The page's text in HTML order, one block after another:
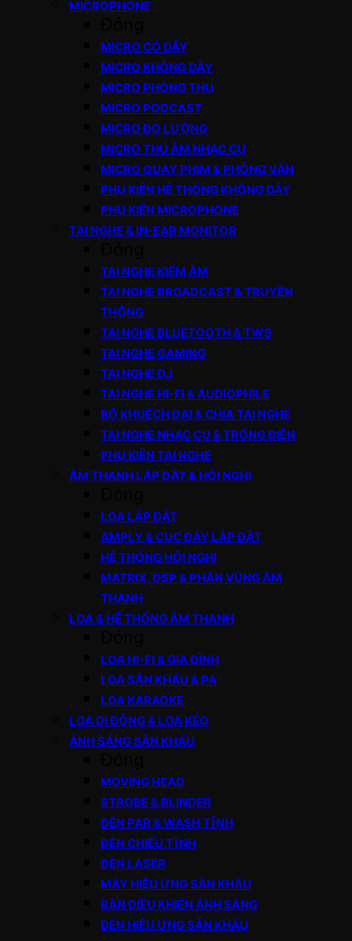
MICROPHONE
MICRO CÓ DÂY
MICRO KHÔNG DÂY
MICRO PHÒNG THU
MICRO PODCAST
MICRO ĐO LƯỜNG
MICRO THU ÂM NHẠC CỤ
MICRO QUAY PHIM & PHỎNG VẤN
PHỤ KIỆN HỆ THỐNG KHÔNG DÂY
PHỤ KIỆN MICROPHONE
TAI NGHE & IN-EAR MONITOR
TAI NGHE KIỂM ÂM
TAI NGHE BROADCAST & TRUYỀN
THÔNG
TAI NGHE BLUETOOTH & TWS
TAI NGHE GAMING
TAI NGHE DJ
TAI NGHE HI-FI & AUDIOPHILE
BỘ KHUẾCH ĐẠI & CHIA TAI NGHE
TAI NGHE NHẠC CỤ & TRỐNG ĐIỆN
PHỤ KIỆN TAI NGHE
ÂM THANH LẮP ĐẶT & HỘI NGHỊ
LOA LẮP ĐẶT
AMPLY & CỤC ĐẨY LẮP ĐẶT
HỆ THỐNG HỘI NGHỊ
MATRIX, DSP & PHÂN VÙNG ÂM
THANH
LOA & HỆ THỐNG ÂM THANH
LOA HI-FI & GIA ĐÌNH
LOA SÂN KHẤU & PA
LOA KARAOKE
LOA DI ĐỘNG & LOA KÉO
ÁNH SÁNG SÂN KHẤU
MOVING HEAD
STROBE & BLINDER
ĐÈN PAR & WASH TĨNH
ĐÈN CHIẾU TĨNH
ĐÈN LASER
MÁY HIỆU ỨNG SÂN KHẤU
BÀN ĐIỀU KHIỂN ÁNH SÁNG
ĐÈN HIỆU ỨNG SÂN KHẤU